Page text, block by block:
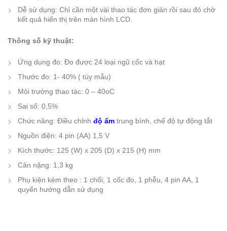
Dễ sử dụng: Chỉ cần một vài thao tác đơn giản rồi sau đó chờ
kết quả hiển thị trên màn hình LCD.
Thông số kỹ thuật:
Ứng dụng đo: Đo được 24 loại ngũ cốc và hạt
Thước đo: 1- 40% ( tùy mẫu)
Môi trường thao tác: 0 – 40oC
Sai số: 0,5%
Chức năng: Điều chỉnh độ ẩm trung bình, chế độ tự động tắt
Nguồn điện: 4 pin (AA) 1,5 V
Kích thước: 125 (W) x 205 (D) x 215 (H) mm
Cân nặng: 1,3 kg
Phụ kiện kèm theo : 1 chổi, 1 cốc đo, 1 phễu, 4 pin AA, 1
quyển hướng dẫn sử dụng